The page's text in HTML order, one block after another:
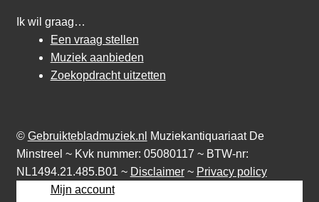
Ik wil graag…
Een vraag stellen
Muziek aanbieden
Zoekopdracht uitzetten
© Gebruiktebladmuziek.nl
Muziekantiquariaat De
Minstreel ~ Kvk nummer: 05080117 ~ BTW-nr:
NL1494.21.485.B01 ~ Disclaimer~ Privacy policy
Mijn account